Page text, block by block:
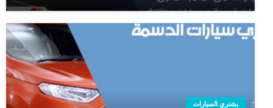
يشتري السيارات